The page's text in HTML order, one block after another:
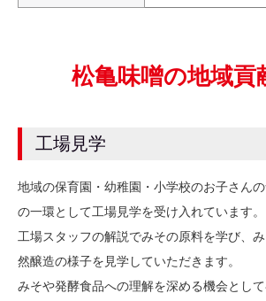
松亀味噌の地域貢
工場見学
地域の保育園・幼稚園・小学校のお子さん
の一環として工場見学を受け入れています。
工場スタッフの解説でみその原料を学び、
然醸造の様子を見学していただきます。
みそや発酵食品への理解を深める機会として